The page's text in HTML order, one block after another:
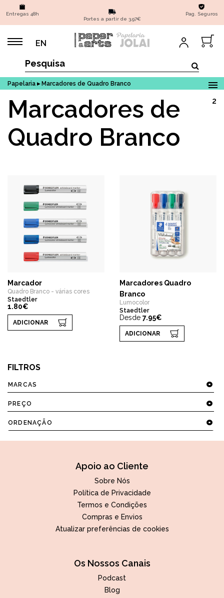
Entregas 48h
Portes a partir de 3,97€
Pag. Seguros
EN
Papelaria ▸ Marcadores de Quadro Branco
Marcadores de
Quadro Branco
2
Marcador
Quadro Branco - várias cores
Staedtler
1.80€
ADICIONAR
Marcadores Quadro
Branco
Lumocolor
Staedtler
Desde 7.95€
ADICIONAR
FILTROS
MARCAS
PREÇO
ORDENAÇÃO
Apoio ao Cliente
Sobre Nós
Política de Privacidade
Termos e Condições
Compras e Envios
Atualizar preferências de cookies
Os Nossos Canais
Podcast
Blog